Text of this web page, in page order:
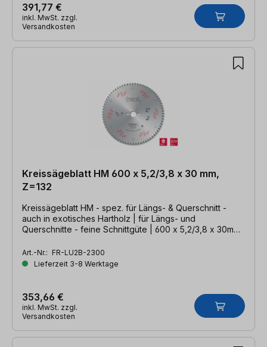
391,77 €
inkl. MwSt. zzgl.
Versandkosten
Kreissägeblatt HM 600 x 5,2/3,8 x 30 mm,
Z=132
Kreissägeblatt HM - spez. für Längs- & Querschnitt -
auch in exotisches Hartholz | für Längs- und
Querschnitte - feine Schnittgüte | 600 x 5,2/3,8 x 30mm,
Art.-Nr.: FR-LU2B-2300
Lieferzeit 3-8 Werktage
353,66 €
inkl. MwSt. zzgl.
Versandkosten